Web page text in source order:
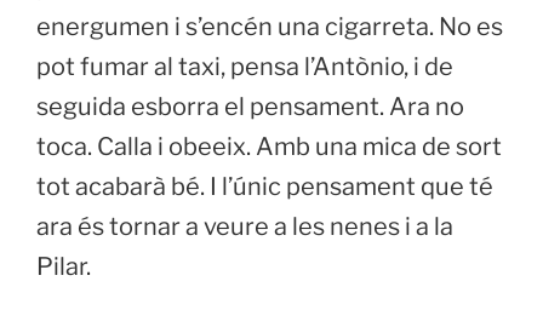
energumen i s’encén una cigarreta. No es
pot fumar al taxi, pensa l’Antònio, i de
seguida esborra el pensament. Ara no
toca. Calla i obeeix. Amb una mica de sort
tot acabarà bé. I l’únic pensament que té
ara és tornar a veure a les nenes i a la
Pilar.